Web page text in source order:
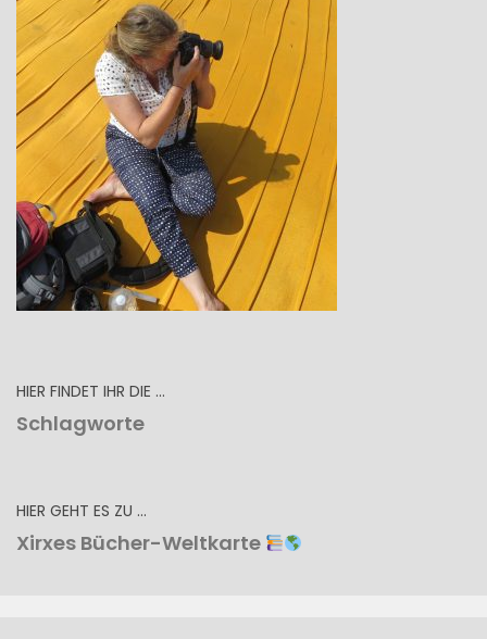
HIER FINDET IHR DIE …
Schlagworte
HIER GEHT ES ZU …
Xirxes Bücher-Weltkarte